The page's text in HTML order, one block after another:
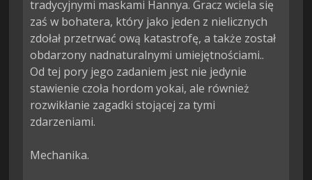
tradycyjnymi maskami Hannya. Gracz wciela się
zaś w bohatera, który jako jeden z nielicznych
zdołał przetrwać ową katastrofę, a także został
obdarzony nadnaturalnymi umiejętnościami..
Od tej pory jego zadaniem jest nie jedynie
stawienie czoła hordom yokai, ale również
rozwikłanie zagadki stojącej za tymi
zdarzeniami.
Mechanika.